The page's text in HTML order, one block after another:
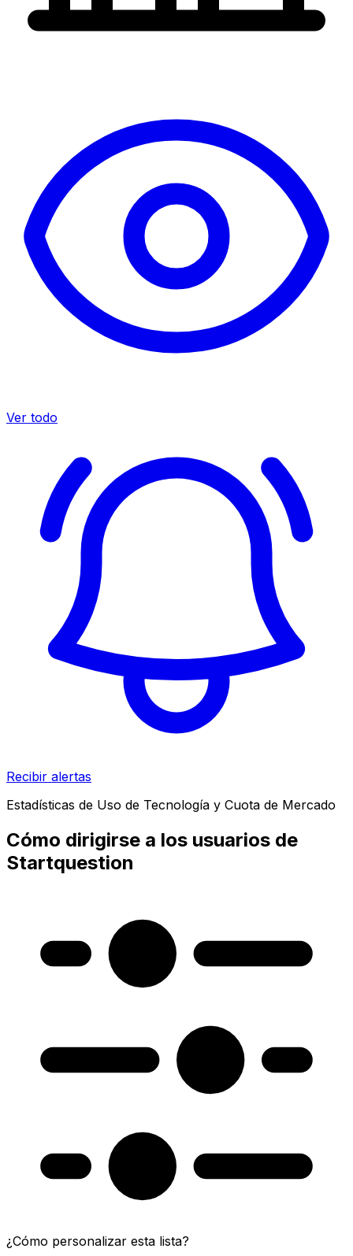
Ver todo
Recibir alertas
Estadísticas de Uso de Tecnología y Cuota de Mercado
Cómo dirigirse a los usuarios de
Startquestion
¿Cómo personalizar esta lista?